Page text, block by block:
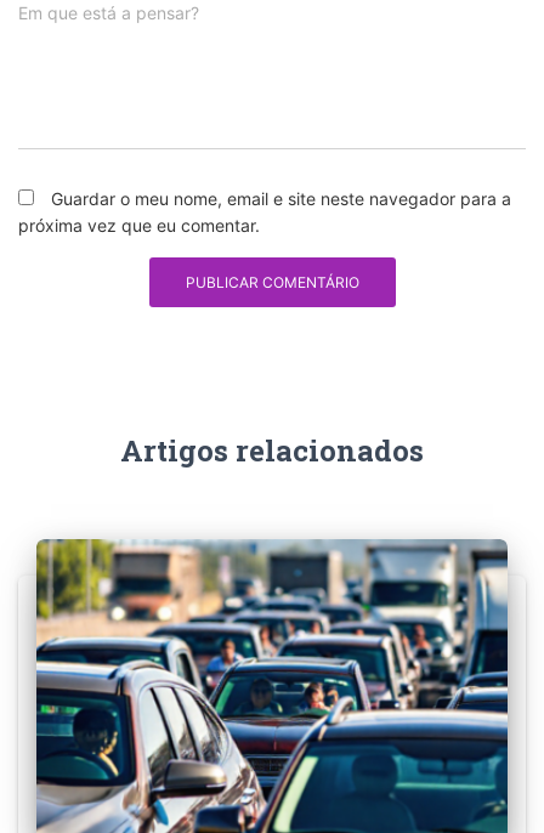
Em que está a pensar?
Guardar o meu nome, email e site neste navegador para a
próxima vez que eu comentar.
Artigos relacionados